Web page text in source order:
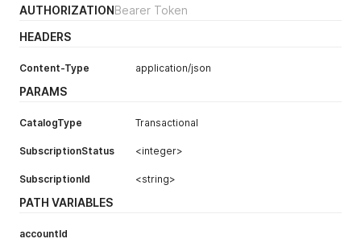
AUTHORIZATIONBearer Token
HEADERS
Content-Type application/json
PARAMS
CatalogType Transactional
SubscriptionStatus <integer>
SubscriptionId <string>
PATH VARIABLES
accountId